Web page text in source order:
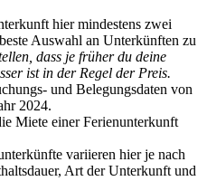
hier mindestens zwei
Auswahl an Unterkünften zu
dass je früher du deine
ist in der Regel der Preis.
und Belegungsdaten von
2024.
Miete einer Ferienunterkunft
variieren hier je nach
Art der Unterkunft und